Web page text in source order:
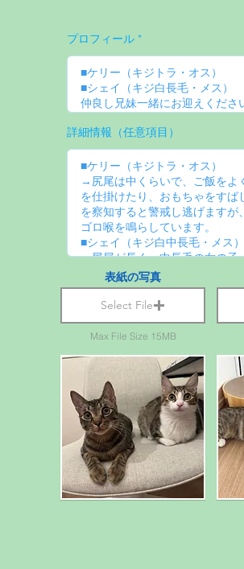
プロフィール
詳細情報（任意項目）
表紙の写真
Select File
Max File Size 15MB